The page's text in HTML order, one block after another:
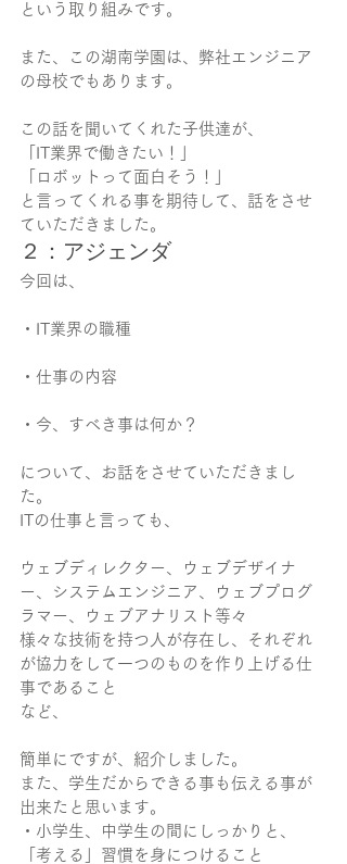
という取り組みです。
また、この湖南学園は、弊社エンジニア
の母校でもあります。
この話を聞いてくれた子供達が、
「IT業界で働きたい！」
「ロボットって面白そう！」
と言ってくれる事を期待して、話をさせ
ていただきました。
２：アジェンダ
今回は、
・IT業界の職種
・仕事の内容
・今、すべき事は何か？
について、お話をさせていただきまし
た。
ITの仕事と言っても、
ウェブディレクター、ウェブデザイナ
ー、システムエンジニア、ウェブプログ
ラマー、ウェブアナリスト等々
様々な技術を持つ人が存在し、それぞれ
が協力をして一つのものを作り上げる仕
事であること
など、
簡単にですが、紹介しました。
また、学生だからできる事も伝える事が
出来たと思います。
・小学生、中学生の間にしっかりと、
「考える」習慣を身につけること